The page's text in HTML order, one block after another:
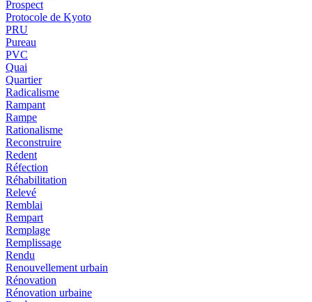
Prospect
Protocole de Kyoto
PRU
Pureau
PVC
Quai
Quartier
Radicalisme
Rampant
Rampe
Rationalisme
Reconstruire
Redent
Réfection
Réhabilitation
Relevé
Remblai
Rempart
Remplage
Remplissage
Rendu
Renouvellement urbain
Rénovation
Rénovation urbaine